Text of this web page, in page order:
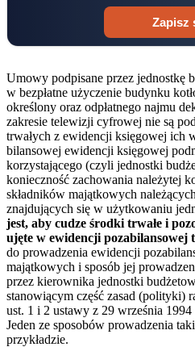
Zapisz
Umowy podpisane przez jednostkę
w bezpłatne użyczenie budynku
określony oraz odpłatnego najmu
zakresie telewizji cyfrowej nie są
trwałych z ewidencji księgowej ich
bilansowej ewidencji księgowej
korzystającego (czyli jednostki
konieczność zachowania należytej
składników majątkowych
znajdujących się w użytkowaniu
jest, aby cudze środki trwałe i
ujęte w ewidencji pozabilansowej
do prowadzenia ewidencji
majątkowych i sposób jej
przez kierownika jednostki
stanowiącym część zasad (polityki)
ust. 1 i 2 ustawy z 29 września
Jeden ze sposobów prowadzenia
przykładzie.